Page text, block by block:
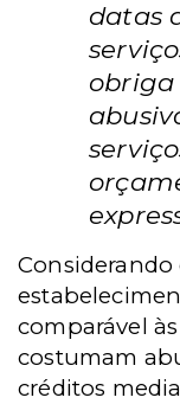
datas
obriga
comparável
costumam
créditos